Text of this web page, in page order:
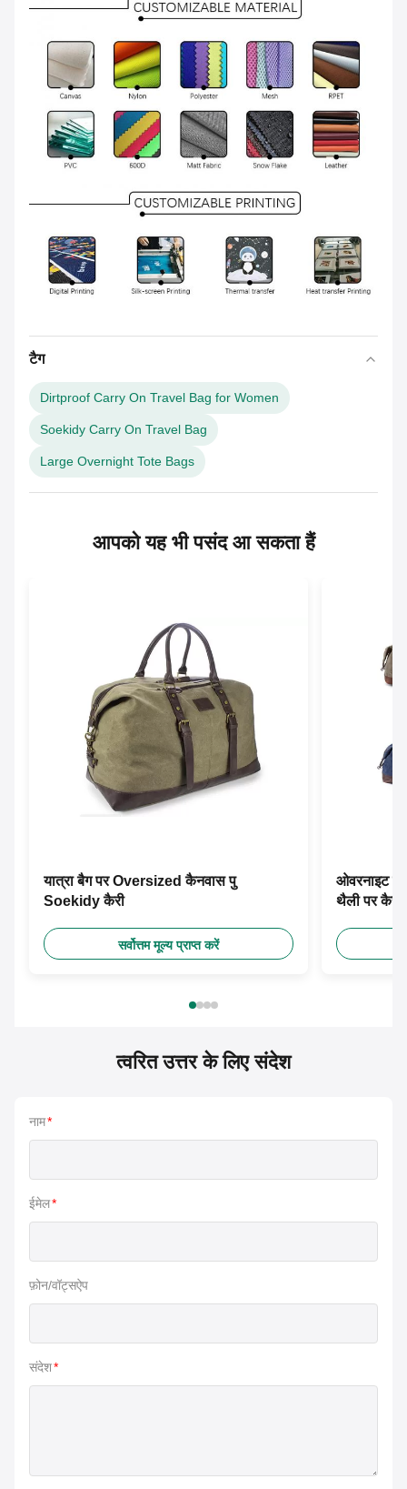
टैग
Dirtproof Carry On Travel Bag for Women
Soekidy Carry On Travel Bag
Large Overnight Tote Bags
आपको यह भी पसंद आ सकता हैं
यात्रा बैग पर Oversized कैनवास पु
Soekidy कैरी
सर्वोत्तम मूल्य प्राप्त करें
ओवरनाइट
थैली पर कैरी
त्वरित उत्तर के लिए संदेश
नाम*
ईमेल*
फ़ोन/वॉट्सऐप
संदेश*